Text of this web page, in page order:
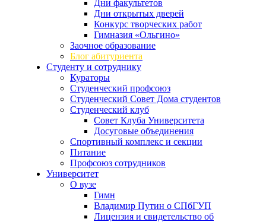
Дни факультетов
Дни открытых дверей
Конкурс творческих работ
Гимназия «Ольгино»
Заочное образование
Блог абитуриента
Студенту и сотруднику
Кураторы
Студенческий профсоюз
Студенческий Совет Дома студентов
Студенческий клуб
Совет Клуба Университета
Досуговые объединения
Спортивный комплекс и секции
Питание
Профсоюз сотрудников
Университет
О вузе
Гимн
Владимир Путин о СПбГУП
Лицензия и свидетельство об